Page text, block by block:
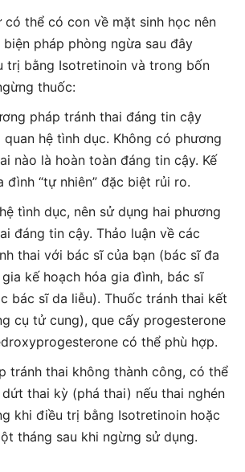
có thể có con về mặt sinh học nên
pháp phòng ngừa sau đây
trị bằng Isotretinoin và trong bốn
thuốc:
pháp tránh thai đáng tin cậy
quan hệ tình dục. Không có phương
nào là hoàn toàn đáng tin cậy. Kế
đình “tự nhiên” đặc biệt rủi ro.
tình dục, nên sử dụng hai phương
đáng tin cậy. Thảo luận về các
thai với bác sĩ của bạn (bác sĩ đa
kế hoạch hóa gia đình, bác sĩ
bác sĩ da liễu). Thuốc tránh thai kết
cụ tử cung), que cấy progesterone
có thể phù hợp.
tránh thai không thành công, có thể
dứt thai kỳ (phá thai) nếu thai nghén
khi điều trị bằng Isotretinoin hoặc
tháng sau khi ngừng sử dụng.